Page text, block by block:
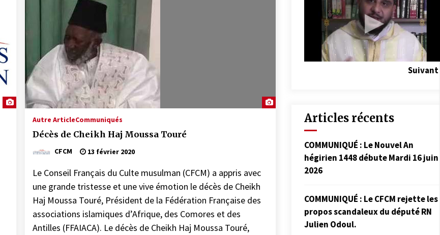
Autre ArticleCommuniqués
Décès de Cheikh Haj Moussa Touré
CFCM 13 février 2020
Le Conseil Français du Culte musulman (CFCM) a appris avec
une grande tristesse et une vive émotion le décès de Cheikh
Haj Moussa Touré, Président de la Fédération Française des
associations islamiques d’Afrique, des Comores et des
Antilles (FFAIACA). Le décès de Cheikh Haj Moussa Touré,
Suivant
Articles récents
COMMUNIQUÉ : Le Nouvel An
hégirien 1448 débute Mardi 16 juin
2026
COMMUNIQUÉ : Le CFCM rejette les
propos scandaleux du député RN
Julien Odoul.